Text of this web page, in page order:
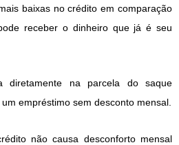
baixas no crédito em comparação
receber o dinheiro que já é seu
diretamente na parcela do saque
empréstimo sem desconto mensal.
não causa desconforto mensal